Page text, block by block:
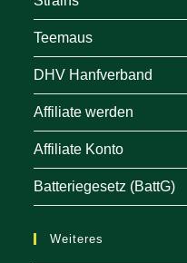
Teemaus
DHV Hanfverband
Affiliate werden
Affiliate Konto
Batteriegesetz (BattG)
Weiteres